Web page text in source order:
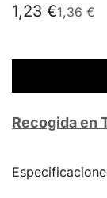
1,23 €1,36€
Recogida en